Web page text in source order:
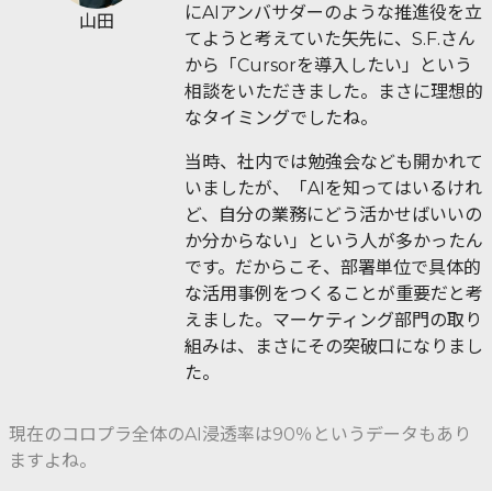
山田
にAIアンバサダーのような推進役を立
てようと考えていた矢先に、S.F.さん
から「Cursorを導入したい」という
相談をいただきました。まさに理想的
なタイミングでしたね。
当時、社内では勉強会なども開かれて
いましたが、「AIを知ってはいるけれ
ど、自分の業務にどう活かせばいいの
か分からない」という人が多かったん
です。だからこそ、部署単位で具体的
な活用事例をつくることが重要だと考
えました。マーケティング部門の取り
組みは、まさにその突破口になりまし
た。
現在のコロプラ全体のAI浸透率は90％というデータもあり
ますよね。